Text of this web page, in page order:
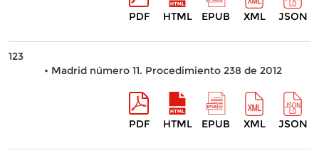
PDF HTML EPUB XML JSON
123
• Madrid número 11. Procedimiento 238 de 2012
PDF HTML EPUB XML JSON